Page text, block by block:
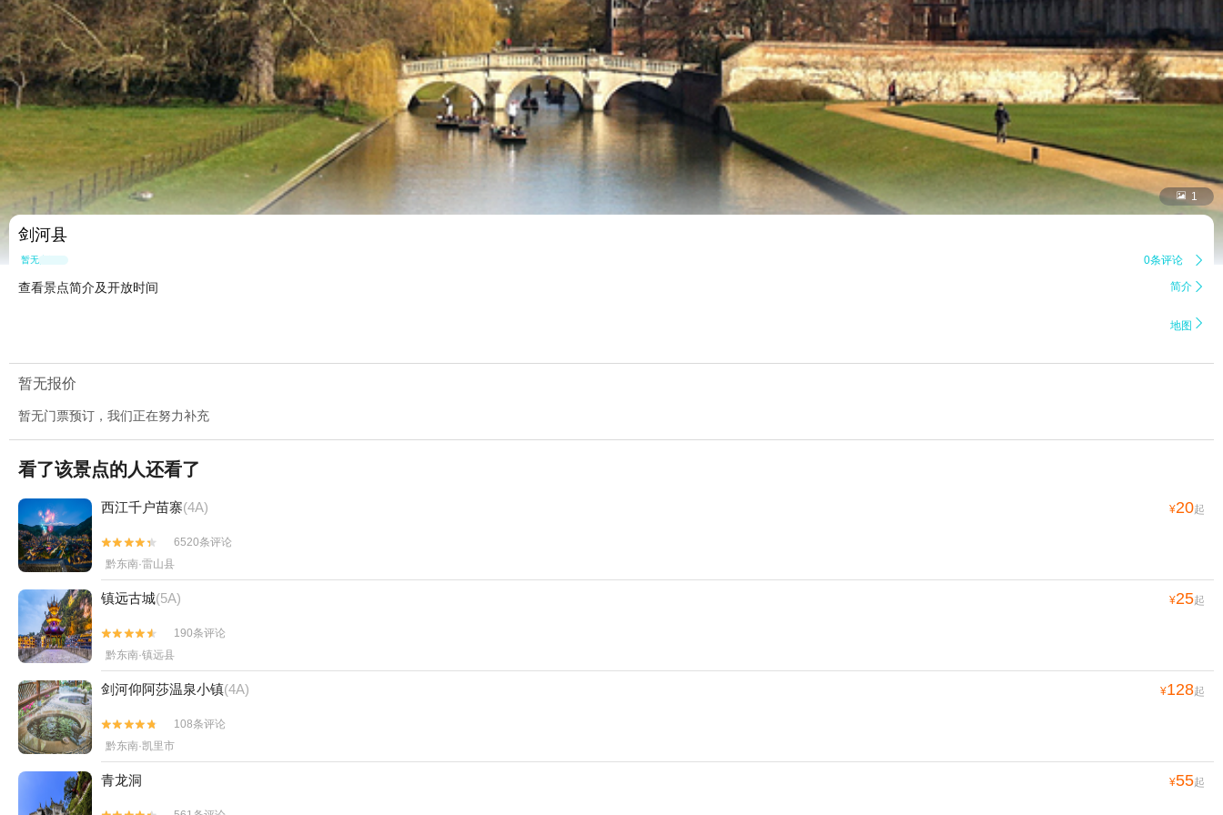
 1
剑河县
暂无点评 0条评论 
查看景点简介及开放时间 简介 
地图 
暂无报价
暂无门票预订，我们正在努力补充
看了该景点的人还看了
西江千户苗寨(4A) ¥20起


6520条评论
黔东南·雷山县
镇远古城(5A) ¥25起


190条评论
黔东南·镇远县
剑河仰阿莎温泉小镇(4A) ¥128起


108条评论
黔东南·凯里市
青龙洞 ¥55起